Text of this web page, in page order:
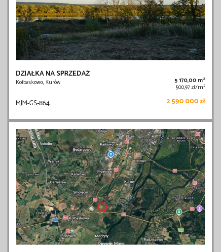
DZIAŁKA NA SPRZEDAŻ
Kołbaskowo, Kurów 5 170,00 m2
500,97 zł/m2
MJM-GS-864 2 590 000 zł